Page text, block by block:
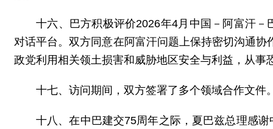
十六、巴方积极评价2026年4月中国－阿富汗
对话平台。双方同意在阿富汗问题上保持密切沟通协
政党利用相关领土损害和威胁地区安全与利益，从事
十七、访问期间，双方签署了多个领域合作文件
十八、在中巴建交75周年之际，夏巴兹总理感